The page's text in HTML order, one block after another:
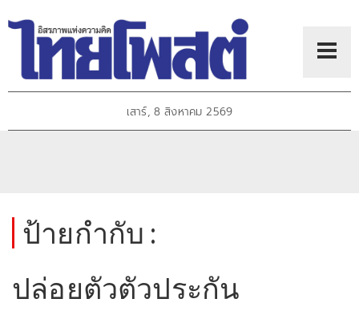
เสาร์, 8 สิงหาคม 2569
ป้ายกำกับ :
ปล่อยตัวตัวประกัน